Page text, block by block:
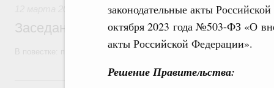
законодательные акты
октября 2023 года №503-ФЗ «О
акты Российской Федерации».
Решение Правительства:
Заседание Правительства (2026 год, №8)
В повестке: проекты федеральных законов, бюджетные
5 марта, четверг